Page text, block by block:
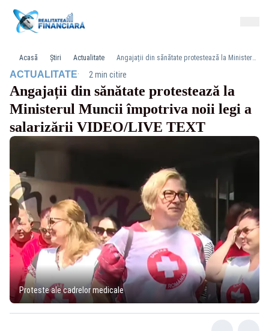
Acasă Știri Actualitate Angajații din sănătate protestează la Ministerul Muncii împotriva noii legi a salarizării VIDEO/LIVE TEXT
ACTUALITATE· 2 min citire
Angajații din sănătate protestează la
Ministerul Muncii împotriva noii legi a
salarizării VIDEO/LIVE TEXT
Proteste ale cadrelor medicale